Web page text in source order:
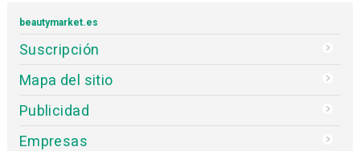
beautymarket.es
Suscripción
Mapa del sitio
Publicidad
Empresas